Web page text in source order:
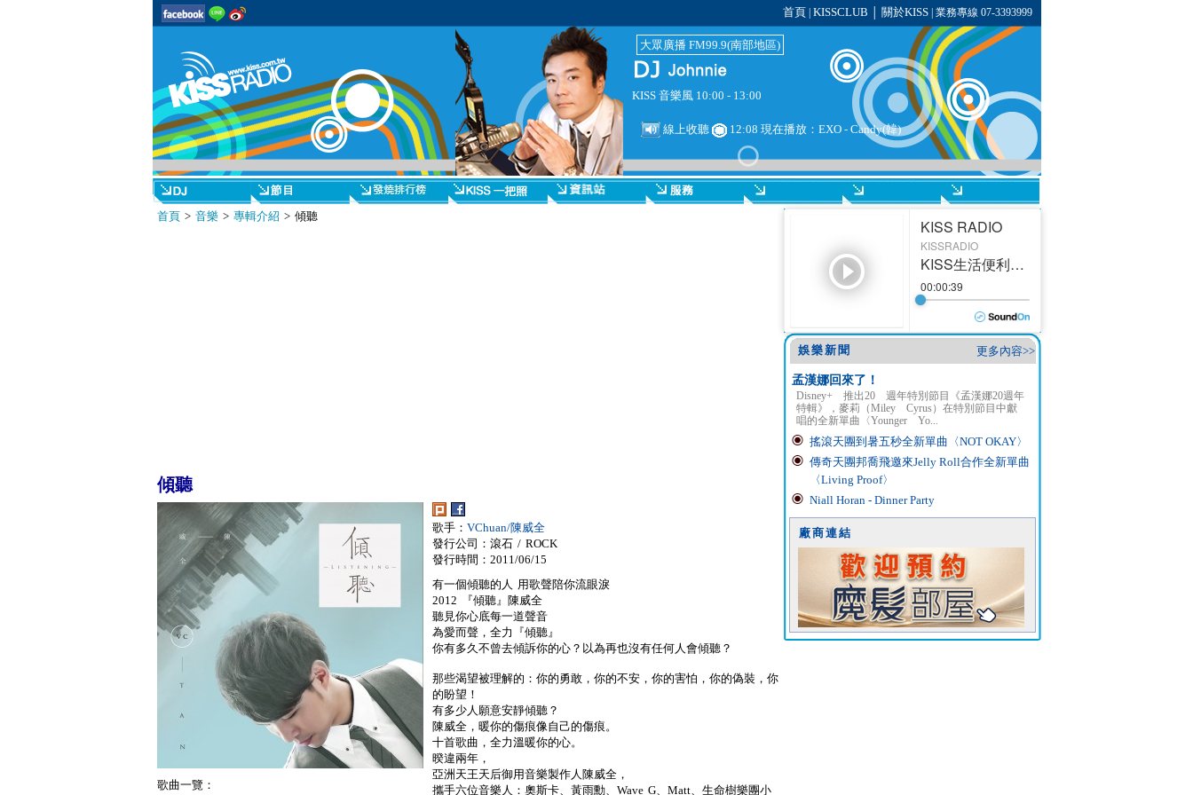
首頁 KISSCLUB 關於KISS| 業務專線 07-3393999
大眾廣播 FM99.9(南部地區)
KISS 音樂風 10:00 - 13:00
線上收聽 12:08 現在播放： EXO- Candy(韓)
首頁> 音樂> 專輯介紹 > 傾聽
傾聽
歌手： VChuan/陳威全
發行公司：滾石 / ROCK
發行時間：2011/06/15
有一個傾聽的人 用歌聲陪你流眼淚
2012 『傾聽』陳威全
聽見你心底每一道聲音
為愛而聲，全力『傾聽』
你有多久不曾去傾訴你的心？以為再也沒有任何人會傾聽？
那些渴望被理解的：你的勇敢，你的不安，你的害怕，你的偽裝，你
的盼望！
有多少人願意安靜傾聽？
陳威全，暖你的傷痕像自己的傷痕。
十首歌曲，全力溫暖你的心。
暌違兩年，
亞洲天王天后御用音樂製作人陳威全，
攜手六位音樂人：奧斯卡、黃雨勳、Wave G、Matt、生命樹樂團小
歌曲一覽：
更多內容>>
娛樂新聞
孟漢娜回來了！
Disney+ 推出20 週年特別節目《孟漢娜20週年
特輯》，麥莉（Miley Cyrus）在特別節目中獻
唱的全新單曲〈Younger Yo...
搖滾天團到暑五秒全新單曲〈NOT OKAY〉
傳奇天團邦喬飛邀來Jelly Roll合作全新單曲
〈Living Proof〉
Niall Horan - Dinner Party
廠商連結